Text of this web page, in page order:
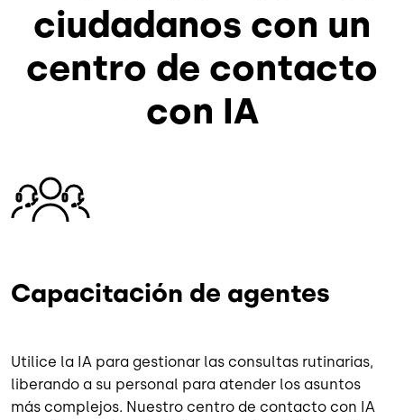
ciudadanos con un
centro de contacto
con IA
Imagen
Capacitación de agentes
Utilice la IA para gestionar las consultas rutinarias,
liberando a su personal para atender los asuntos
más complejos. Nuestro centro de contacto con IA